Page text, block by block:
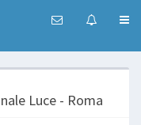
Luce - Roma